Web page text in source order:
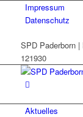
Impressum
Datenschutz
SPD Paderborn
121930
Aktuelles